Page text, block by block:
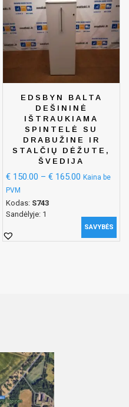
EDSBYN BALTA
DEŠININĖ
IŠTRAUKIAMA
SPINTELĖ SU
DRABUŽINE IR
STALČIŲ DĖŽUTE,
ŠVEDIJA
€ 150.00 – € 165.00 Kaina be
PVM
Kodas: S743
Sandėlyje: 1
SAVYBĖS